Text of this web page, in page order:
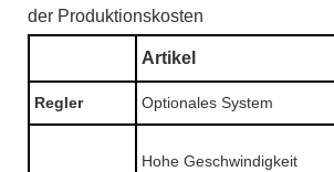
der Produktionskosten
Artikel
Regler Optionales System
Hohe Geschwindigkeit